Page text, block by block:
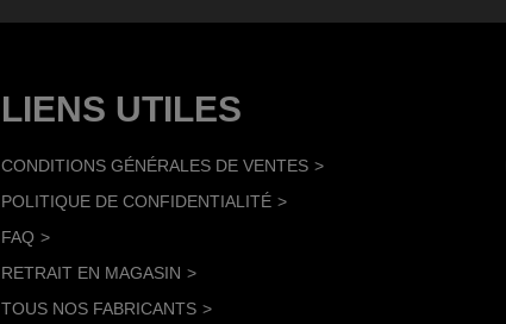
LIENS UTILES
CONDITIONS GÉNÉRALES DE VENTES
POLITIQUE DE CONFIDENTIALITÉ
FAQ
RETRAIT EN MAGASIN
TOUS NOS FABRICANTS